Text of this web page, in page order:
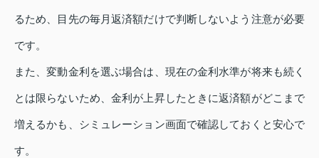
るため、目先の毎月返済額だけで判断しないよう注意が必要
です。
また、変動金利を選ぶ場合は、現在の金利水準が将来も続く
とは限らないため、金利が上昇したときに返済額がどこまで
増えるかも、シミュレーション画面で確認しておくと安心で
す。